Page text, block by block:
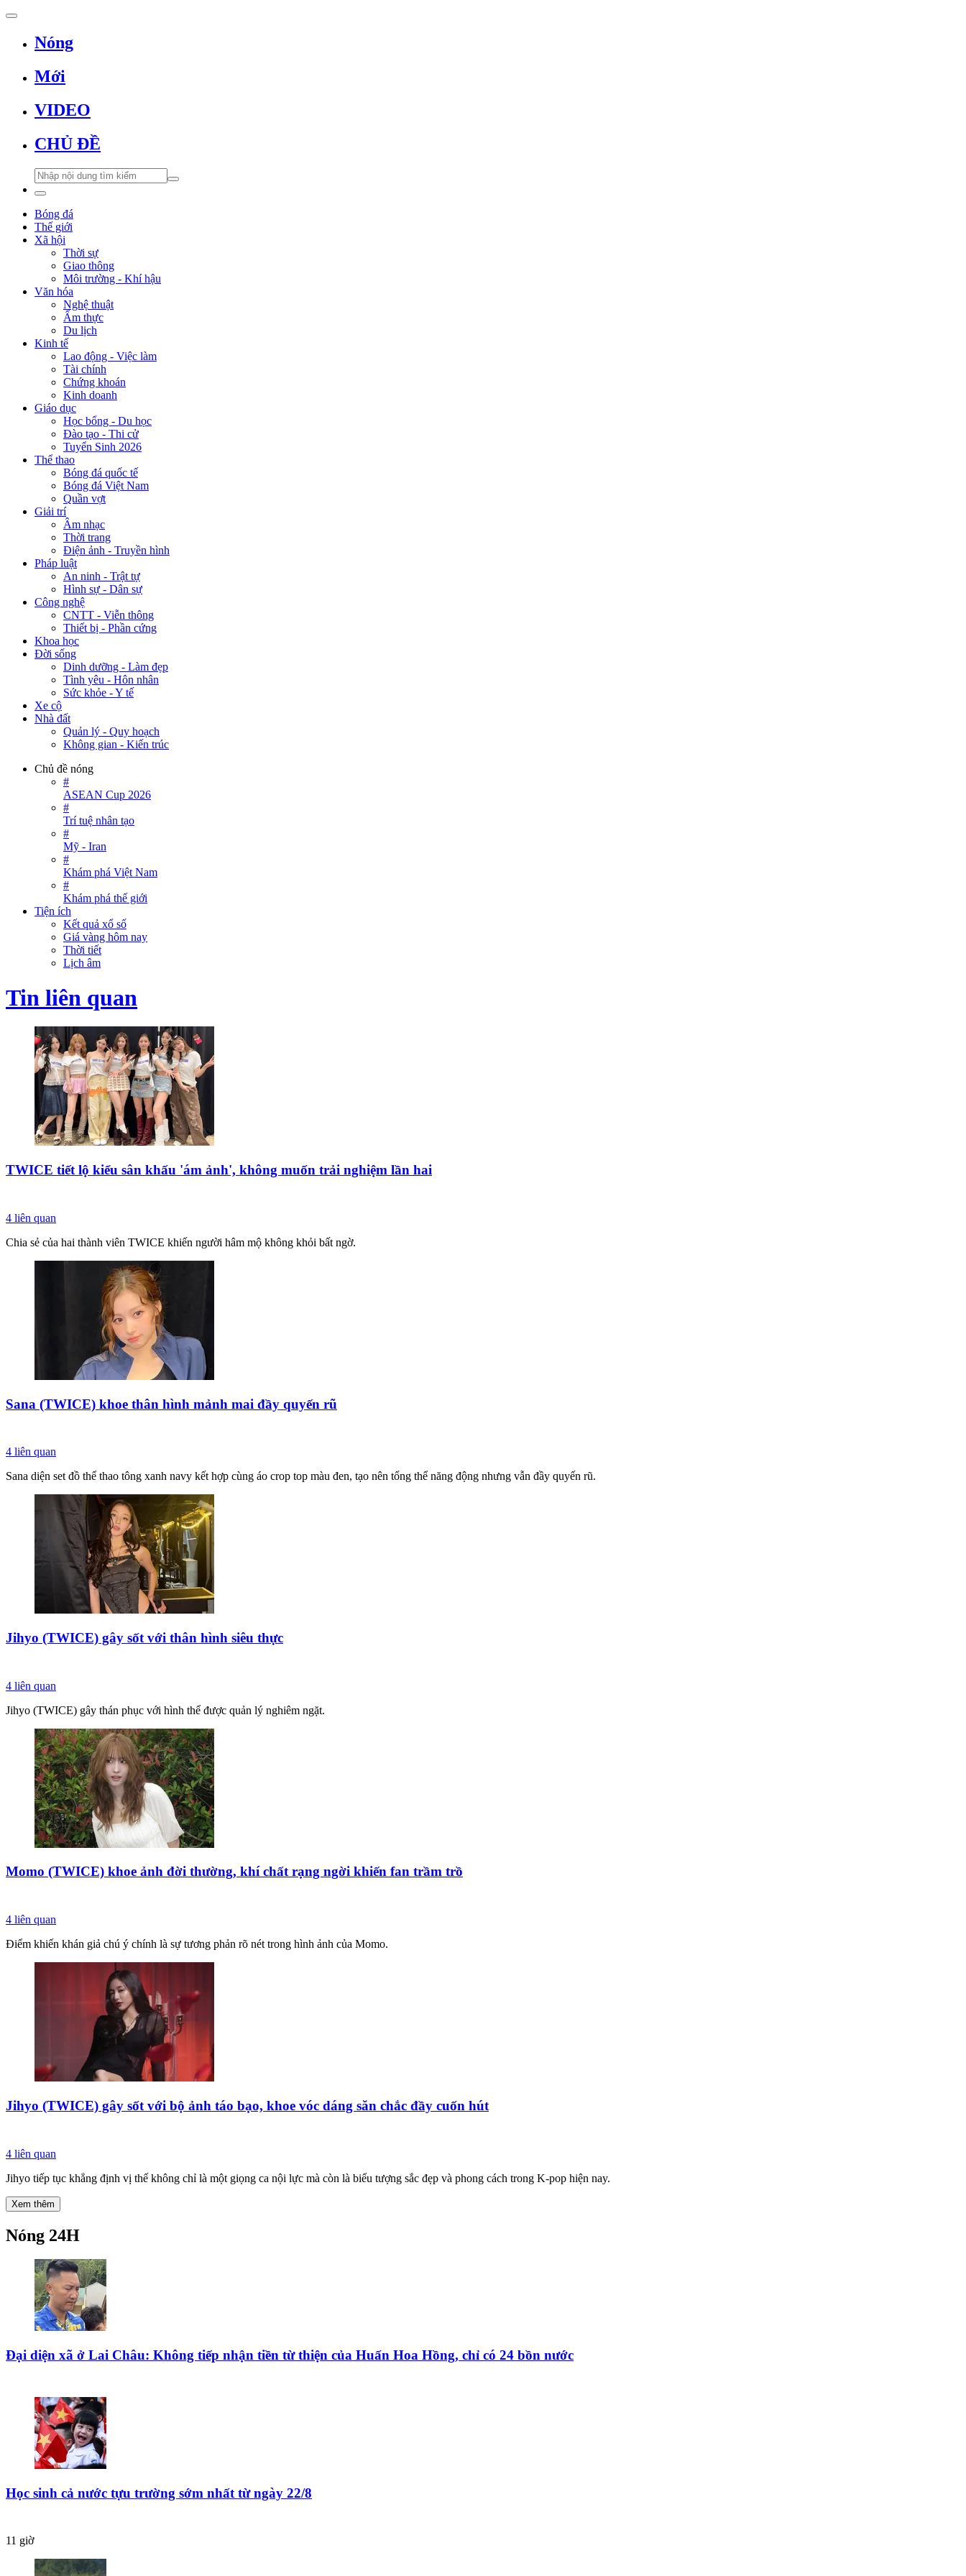
Nóng
Mới
VIDEO
CHỦ ĐỀ
Bóng đá
Thế giới
Xã hội
Thời sự
Giao thông
Môi trường - Khí hậu
Văn hóa
Nghệ thuật
Ẩm thực
Du lịch
Kinh tế
Lao động - Việc làm
Tài chính
Chứng khoán
Kinh doanh
Giáo dục
Học bổng - Du học
Đào tạo - Thi cử
Tuyển Sinh 2026
Thể thao
Bóng đá quốc tế
Bóng đá Việt Nam
Quần vợt
Giải trí
Âm nhạc
Thời trang
Điện ảnh - Truyền hình
Pháp luật
An ninh - Trật tự
Hình sự - Dân sự
Công nghệ
CNTT - Viễn thông
Thiết bị - Phần cứng
Khoa học
Đời sống
Dinh dưỡng - Làm đẹp
Tình yêu - Hôn nhân
Sức khỏe - Y tế
Xe cộ
Nhà đất
Quản lý - Quy hoạch
Không gian - Kiến trúc
Chủ đề nóng
#
ASEAN Cup 2026
#
Trí tuệ nhân tạo
#
Mỹ - Iran
#
Khám phá Việt Nam
#
Khám phá thế giới
Tiện ích
Kết quả xổ số
Giá vàng hôm nay
Thời tiết
Lịch âm
Tin liên quan
TWICE tiết lộ kiểu sân khấu 'ám ảnh', không muốn trải nghiệm lần hai
4 liên quan
Chia sẻ của hai thành viên TWICE khiến người hâm mộ không khỏi bất ngờ.
Sana (TWICE) khoe thân hình mảnh mai đầy quyến rũ
4 liên quan
Sana diện set đồ thể thao tông xanh navy kết hợp cùng áo crop top màu đen, tạo nên tổng thể năng động nhưng vẫn đầy quyến rũ.
Jihyo (TWICE) gây sốt với thân hình siêu thực
4 liên quan
Jihyo (TWICE) gây thán phục với hình thể được quản lý nghiêm ngặt.
Momo (TWICE) khoe ảnh đời thường, khí chất rạng ngời khiến fan trầm trồ
4 liên quan
Điểm khiến khán giả chú ý chính là sự tương phản rõ nét trong hình ảnh của Momo.
Jihyo (TWICE) gây sốt với bộ ảnh táo bạo, khoe vóc dáng săn chắc đầy cuốn hút
4 liên quan
Jihyo tiếp tục khẳng định vị thế không chỉ là một giọng ca nội lực mà còn là biểu tượng sắc đẹp và phong cách trong K-pop hiện nay.
Xem thêm
Nóng 24H
Đại diện xã ở Lai Châu: Không tiếp nhận tiền từ thiện của Huấn Hoa Hồng, chỉ có 24 bồn nước
Học sinh cả nước tựu trường sớm nhất từ ngày 22/8
11 giờ